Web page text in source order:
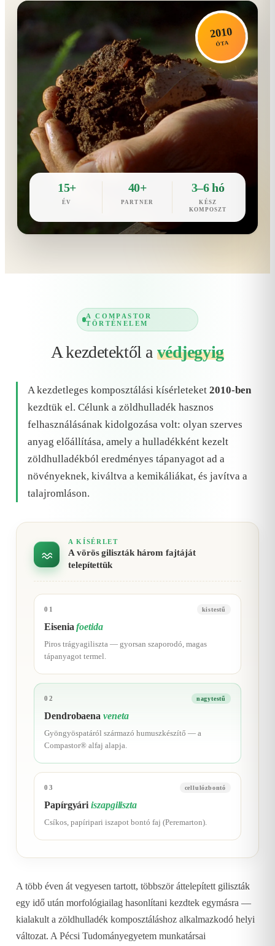
2010
ÓTA
15+
ÉV
40+
PARTNER
3–6 hó
KÉSZ
KOMPOSZT
A COMPASTOR
TÖRTÉNELEM
A kezdetektől a védjegyig
A kezdetleges komposztálási kísérleteket 2010-ben
kezdtük el. Célunk a zöldhulladék hasznos
felhasználásának kidolgozása volt: olyan szerves
anyag előállítása, amely a hulladékként kezelt
zöldhulladékból eredményes tápanyagot ad a
növényeknek, kiváltva a kemikáliákat, és javítva a
talajromláson.
A KÍSÉRLET
A vörös giliszták három fajtáját
telepítettük
01 kistestű
Eiseniafoetida
Piros trágyagiliszta — gyorsan szaporodó, magas
tápanyagot termel.
02 nagytestű
Dendrobaenaveneta
Gyöngyöspatáról származó humuszkészítő — a
Compastor® alfaj alapja.
03 cellulózbontó
Papírgyáriiszapgiliszta
Csíkos, papíripari iszapot bontó faj (Peremarton).
A több éven át vegyesen tartott, többször áttelepített giliszták
egy idő után morfológiailag hasonlítani kezdtek egymásra —
kialakult a zöldhulladék komposztáláshoz alkalmazkodó helyi
változat. A Pécsi Tudományegyetem munkatársai